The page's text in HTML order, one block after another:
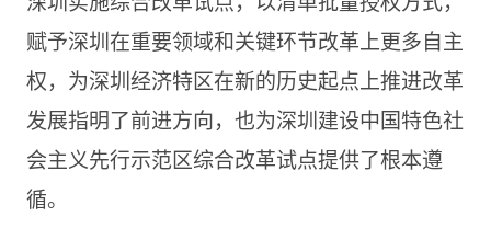
赋予深圳在重要领域和关键环节改革上更多自主
权，为深圳经济特区在新的历史起点上推进改革
发展指明了前进方向，也为深圳建设中国特色社
会主义先行示范区综合改革试点提供了根本遵
循。